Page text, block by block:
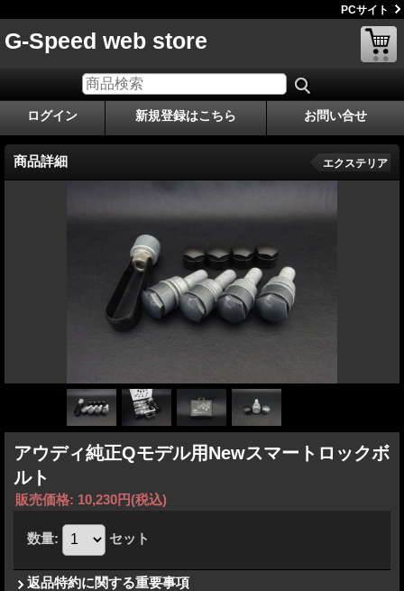
PCサイト
G-Speed web store
ログイン 新規登録はこちら お問い合せ
商品詳細 エクステリア
アウディ純正Qモデル用Newスマートロックボ
ルト
販売価格: 10,230円(税込)
数量: セット
返品特約に関する重要事項